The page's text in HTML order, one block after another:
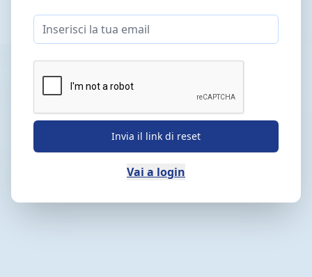
Invia il link di reset
Vai a login